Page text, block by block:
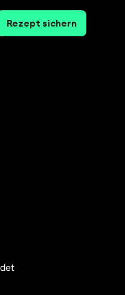
Rezept sichern